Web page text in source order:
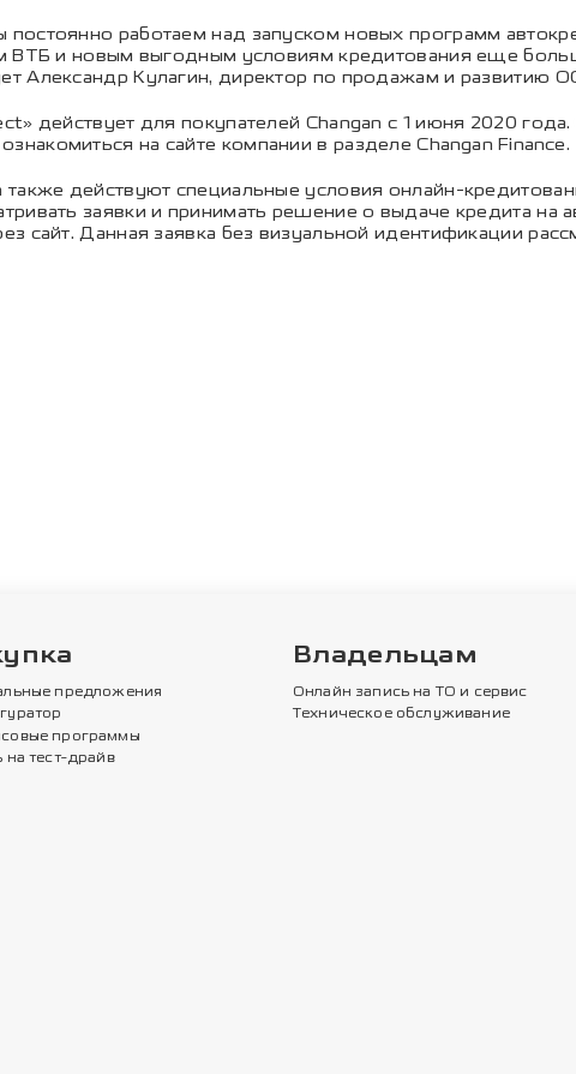
работаем над запуском новых программ
ВТБ и новым выгодным условиям кредитования еще
Александр Кулагин, директор по продажам и развитию
действует для покупателей Changan с 1 июня 2020
на сайте компании в разделеChangan Finance.
действуют специальные условия онлайн-
заявки и принимать решение о выдаче кредита на
сайт. Данная заявка без визуальной идентификации
предложения
программы
на тест-драйв
Владельцам
Онлайн запись на ТО и сервис
Техническое обслуживание